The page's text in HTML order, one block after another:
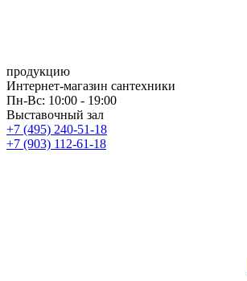
продукцию
Интернет-магазин сантехники
Пн-Вс: 10:00 - 19:00
Выставочный зал
+7 (495) 240-51-18
+7 (903) 112-61-18